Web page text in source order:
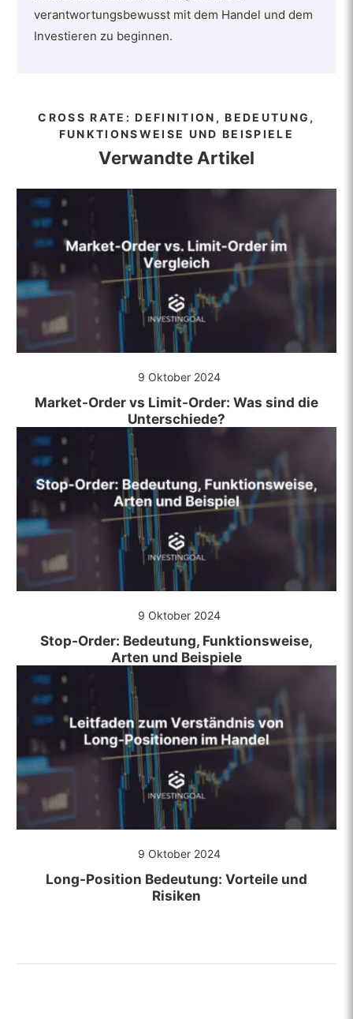
verantwortungsbewusst mit dem Handel und dem
Investieren zu beginnen.
CROSS RATE: DEFINITION, BEDEUTUNG,
FUNKTIONSWEISE UND BEISPIELE
Verwandte Artikel
9 Oktober 2024
Market-Order vs Limit-Order: Was sind die
Unterschiede?
9 Oktober 2024
Stop-Order: Bedeutung, Funktionsweise,
Arten und Beispiele
9 Oktober 2024
Long-Position Bedeutung: Vorteile und
Risiken